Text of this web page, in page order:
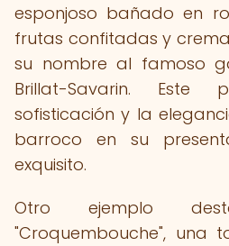
esponjoso bañado en
frutas confitadas y
su nombre al famoso
Brillat-Savarin. Este
sofisticación y la
barroco en su
exquisito.
Otro ejemplo
"Croquembouche", una